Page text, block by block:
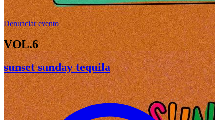
Denunciar evento
VOL.6
sunset sunday tequila